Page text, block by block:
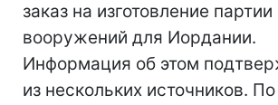
заказ на изготовление партии
вооружений для Иордании.
Информация об этом
из нескольких источников.